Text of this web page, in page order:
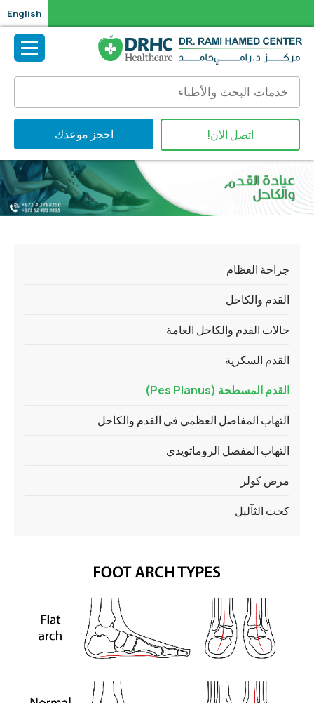
English
احجز موعدك اتصل الآن!
جراحة العظام
القدم والكاحل
حالات القدم والكاحل العامة
القدم السكرية
القدم المسطحة (Pes Planus)
التهاب المفاصل العظمي في القدم والكاحل
التهاب المفصل الروماتويدي
مرض كولر
كحت الثآليل